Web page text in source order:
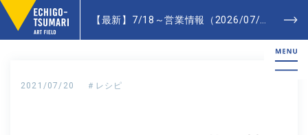
【最新】7/18～営業情報（2026/07/20更新）- Latest News
2021/07/20 ＃レシピ